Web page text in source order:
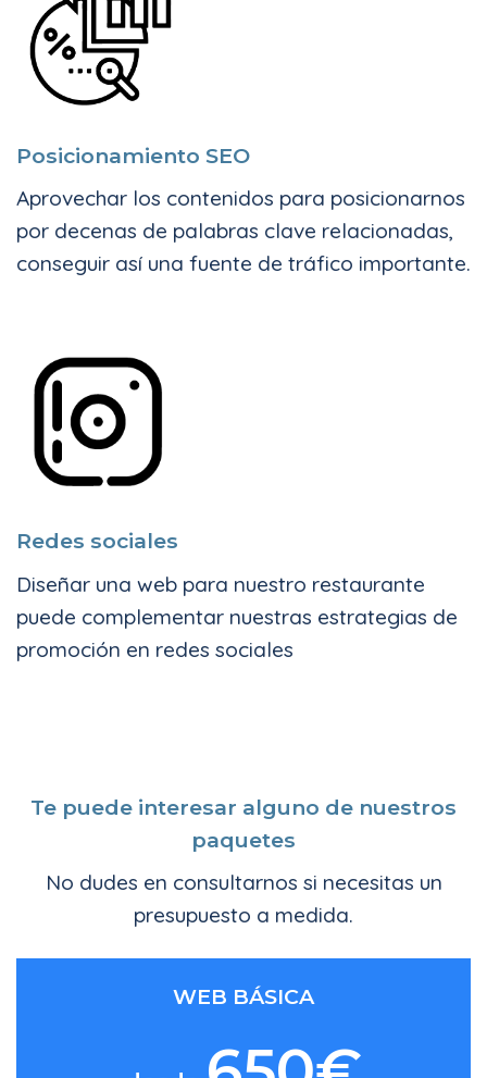
Posicionamiento SEO
Aprovechar los contenidos para posicionarnos
por decenas de palabras clave relacionadas,
conseguir así una fuente de tráfico importante.
Redes sociales
Diseñar una web para nuestro restaurante
puede complementar nuestras estrategias de
promoción en redes sociales
Te puede interesar alguno de nuestros
paquetes
No dudes en consultarnos si necesitas un
presupuesto a medida.
WEB BÁSICA